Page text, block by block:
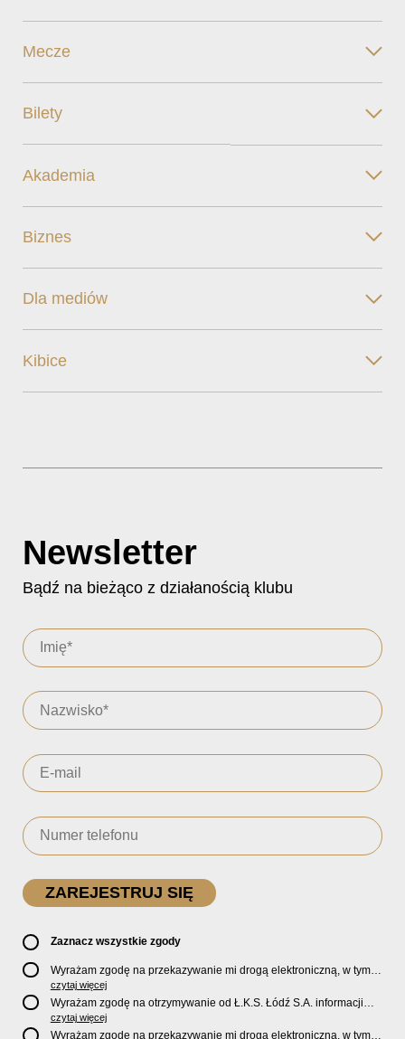
Mecze
Bilety
Akademia
Biznes
Dla mediów
Kibice
Newsletter
Bądź na bieżąco z działanością klubu
Zaznacz wszystkie zgody
Wyrażam zgodę na przekazywanie mi drogą elektroniczną, w tym
pocztą e-mail, oficjalnego newslettera oraz informacji o zniżkach,
promocjach, nowościach, biletach, karnetach, ofercie sklepu U2
Store oraz serwisu bilety.lkslodz.pl i innych produktach oraz
usługach oferowanych przez Ł.K.S. Łódź S.A.
czytaj więcej
Wyrażam zgodę na otrzymywanie od Ł.K.S. Łódź S.A. informacji
marketingowych dotyczących działalności spółki, ofert, wydarzeń i
produktów za pośrednictwem wiadomości SMS oraz połączeń
czytaj więcej
Wyrażam zgodę na przekazywanie mi drogą elektroniczną, w tym